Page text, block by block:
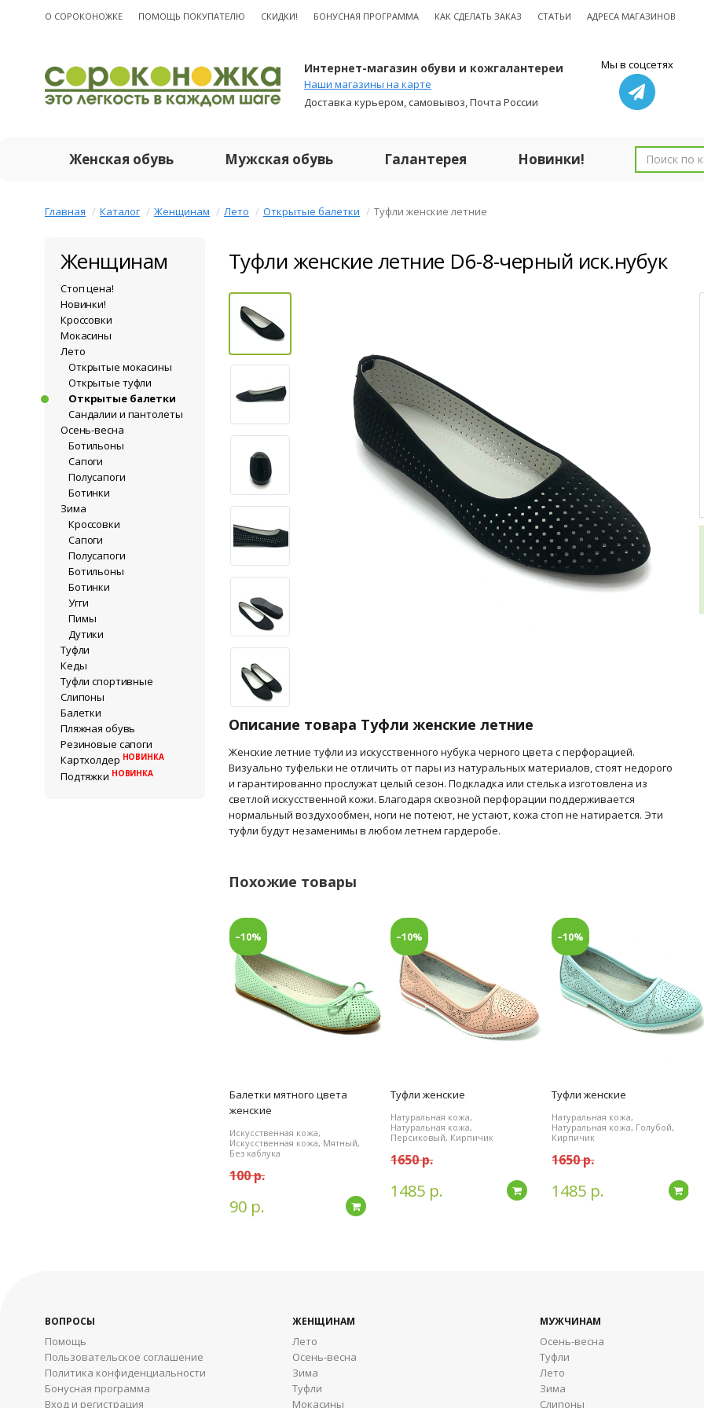
О CОРОКОНОЖКЕ ПОМОЩЬ ПОКУПАТЕЛЮ СКИДКИ! БОНУСНАЯ ПРОГРАММА КАК СДЕЛАТЬ ЗАКАЗ СТАТЬИ АДРЕСА МАГАЗИНОВ
Интернет-магазин обуви и кожгалантереи
Наши магазины на карте
Доставка курьером, самовывоз, Почта России
Мы в соцсетях
Женская обувь Мужская обувь Галантерея Новинки!
Главная Каталог Женщинам Лето Открытые балетки Туфли женские летние
Женщинам
Стоп цена!
Новинки!
Кроссовки
Мокасины
Лето
Открытые мокасины
Открытые туфли
Открытые балетки
Сандалии и пантолеты
Осень-весна
Ботильоны
Сапоги
Полусапоги
Ботинки
Зима
Кроссовки
Сапоги
Полусапоги
Ботильоны
Ботинки
Угги
Пимы
Дутики
Туфли
Кеды
Туфли спортивные
Слипоны
Балетки
Пляжная обувь
Резиновые сапоги
Картхолдер НОВИНКА
Подтяжки НОВИНКА
Туфли женские летние D6-8-черный иск.нубук
Описание товара Туфли женские летние
Женские летние туфли из искусственного нубука черного цвета с перфорацией.
Визуально туфельки не отличить от пары из натуральных материалов, стоят недорого
и гарантированно прослужат целый сезон. Подкладка или стелька изготовлена из
светлой искусственной кожи. Благодаря сквозной перфорации поддерживается
нормальный воздухообмен, ноги не потеют, не устают, кожа стоп не натирается. Эти
туфли будут незаменимы в любом летнем гардеробе.
Похожие товары
–10%
Балетки мятного цвета
женские
Искусственная кожа,
Искусственная кожа, Мятный,
Без каблука
100 р.
90 р. Подробнее
–10%
Туфли женские
Натуральная кожа,
Натуральная кожа,
Персиковый, Кирпичик
1650 р.
1485 р. Подробнее
–10%
Туфли женские
Натуральная кожа,
Натуральная кожа, Голубой,
Кирпичик
1650 р.
1485 р.
ВОПРОСЫ
Помощь
Пользовательское соглашение
Политика конфиденциальности
Бонусная программа
Вход и регистрация
ЖЕНЩИНАМ
Лето
Осень-весна
Зима
Туфли
Мокасины
МУЖЧИНАМ
Осень-весна
Туфли
Лето
Зима
Cлипоны